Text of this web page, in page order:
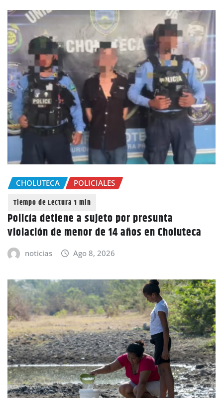
CHOLUTECA POLICIALES
Policía detiene a sujeto por presunta
violación de menor de 14 años en Choluteca
noticias Ago 8, 2026